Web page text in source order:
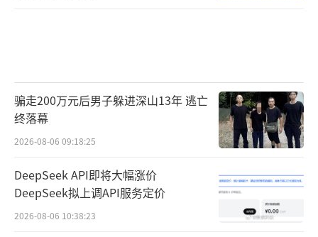
骗走200万元后男子躲进深山13年 逃亡
终落幕
2026-08-06 09:18:25
DeepSeek API即将大幅涨价
DeepSeek拟上调API服务定价
2026-08-06 10:38:23